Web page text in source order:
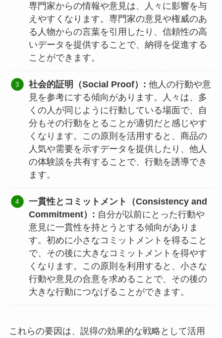
専門家からの情報や意見は、人々に影響を与
えやすくなります。専門家の意見や権威のあ
る人物からの言葉を引用したり、信頼性の高
いデータを提供することで、納得を促進する
ことができます。
社会的証明（Social Proof）: 他人の行動や意
見を参考にする傾向があります。人々は、多
くの人が同じように行動している場面で、自
分もその行動をとることが適切だと感じやす
くなります。この原則を活用すると、商品の
人気や需要を示すデータを提供したり、他人
の体験談を共有することで、行動を誘導でき
ます。
一貫性とコミットメント（Consistency and
Commitment）: 自分が以前にとった行動や
意見に一貫性を持とうとする傾向がありま
す。初めに小さなコミットメントを得ること
で、その後に大きなコミットメントを得やす
くなります。この原則を利用すると、小さな
行動や意見の合意を求めることで、その後の
大きな行動につなげることができます。
これらの要因は、説得の効果的な戦略として活用